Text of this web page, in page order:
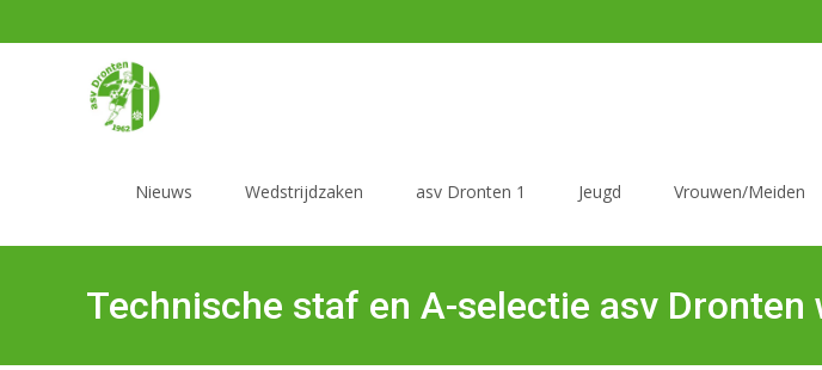
Nieuws Wedstrijdzaken asv Dronten 1 Jeugd Vrouwen/Meiden
Technische staf en A-selectie asv Dronten